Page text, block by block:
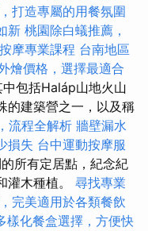
打造專屬的用餐氛圍
新 桃園除白蟻推薦，
摩專業課程 台南地區
燴價格，選擇最適合
中包括Haláp山地火山
的建築營之一，以及稱
流程全解析 牆壁漏水
損失 台中運動按摩服
所有定居點，紀念紀
灌木種植。 尋找專業
完美適用於各類餐飲
樣化餐盒選擇，方便快